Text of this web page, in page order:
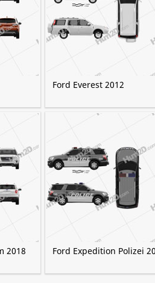
Ford Everest 2012
2018 Ford Expedition Polizei